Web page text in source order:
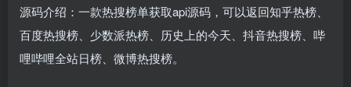
源码介绍：一款热搜榜单获取api源码，可以返回知乎热榜、
百度热搜榜、少数派热榜、历史上的今天、抖音热搜榜、哔
哩哔哩全站日榜、微博热搜榜。